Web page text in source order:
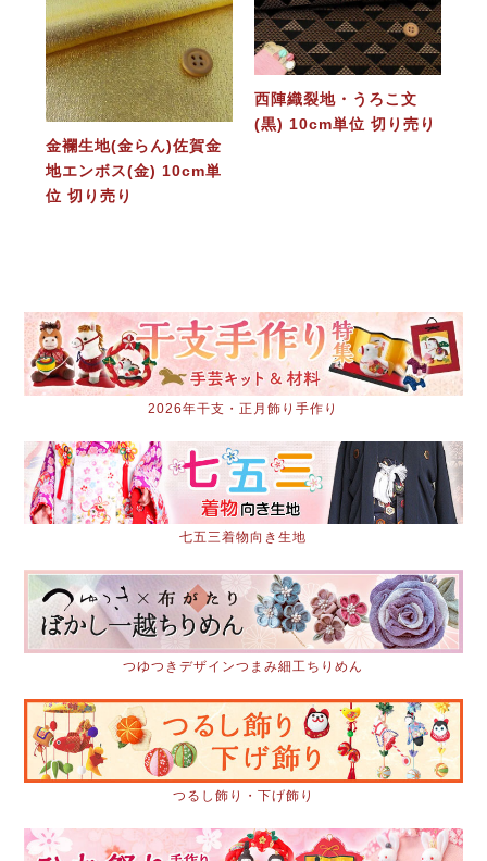
金襴生地(金らん)佐賀金
地エンボス(金) 10cm単
位 切り売り
西陣織裂地・うろこ文
(黒) 10cm単位 切り売り
2026年干支・正月飾り手作り
七五三着物向き生地
つゆつきデザインつまみ細工ちりめん
つるし飾り・下げ飾り